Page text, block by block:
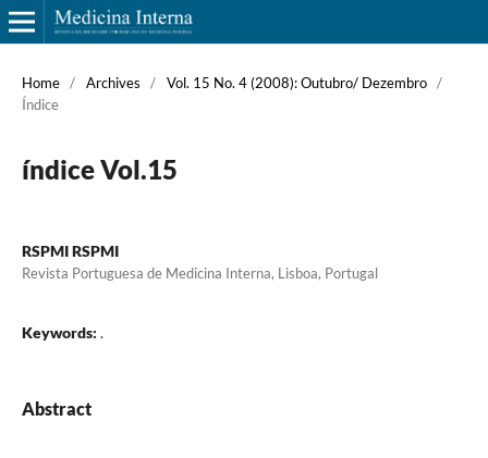
Home / Archives / Vol. 15 No. 4 (2008): Outubro/ Dezembro /
Índice
índice Vol.15
RSPMI RSPMI
Revista Portuguesa de Medicina Interna, Lisboa, Portugal
Keywords: .
Abstract